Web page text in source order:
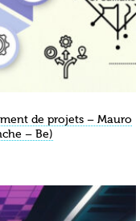
de projets – Mauro
– Be)